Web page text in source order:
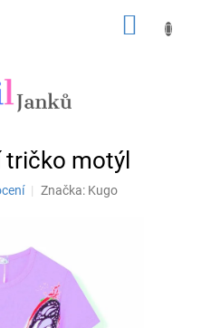
motýl
Značka: Kugo